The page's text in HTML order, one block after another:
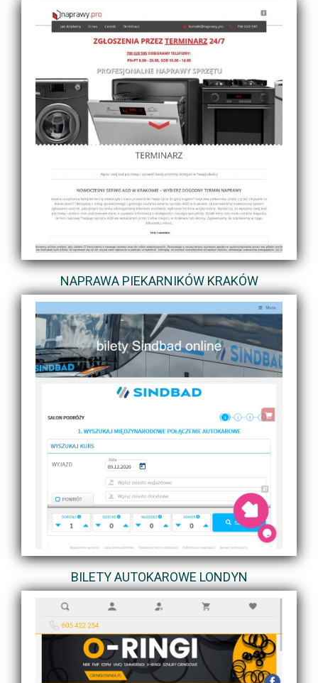
NAPRAWA PIEKARNIKÓW KRAKÓW
BILETY AUTOKAROWE LONDYN